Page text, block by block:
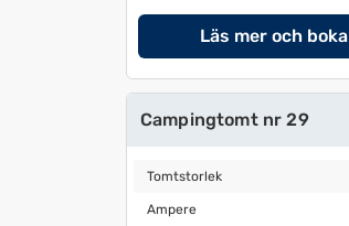
Läs mer och boka
Campingtomt nr 29
Tomtstorlek
Tomtstorlek
Ampere 16 amp
Ampere